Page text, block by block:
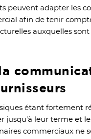
peuvent adapter les
afin de tenir
auxquelles
étant fortement
jusqu’à leur terme et
commerciaux ne